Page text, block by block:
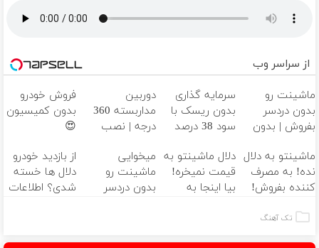
از سراسر وب
ماشینت رو
بدون دردسر
بفروش | بدون
سرمایه گذاری
بدون ریسک با
سود 38 درصد
دوربین
مداربسته 360
درجه | نصب
فروش خودرو
بدون کمیسیون
😍
ماشینتو به دلال
نده! به مصرف
کننده بفروش!
یک تماس
دلال ماشینتو به
قیمت نمیخره!
بیا اینجا به
میخوایی
ماشینت رو
بدون دردسر
از بازدید خودرو
دلال ها خسته
شدی؟ اطلاعات
تک آهنگ